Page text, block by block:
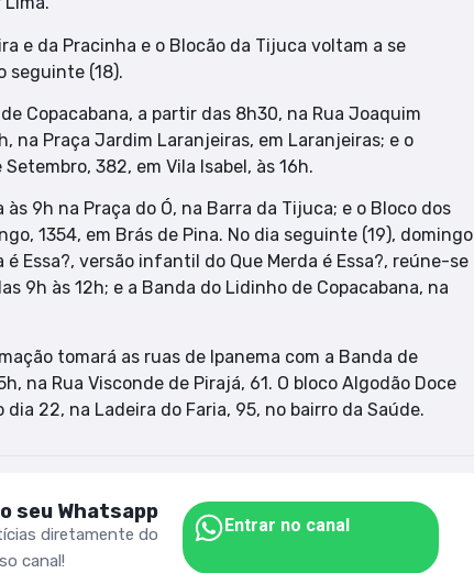
e da Pracinha e o Blocão da Tijuca voltam a se
seguinte (18).
Copacabana, a partir das 8h30, na Rua Joaquim
na Praça Jardim Laranjeiras, em Laranjeiras; e o
382, em Vila Isabel, às 16h.
9h na Praça do Ó, na Barra da Tijuca; e o Bloco dos
1354, em Brás de Pina. No dia seguinte (19), domingo
Essa?, versão infantil do Que Merda é Essa?, reúne-se
9h às 12h; e a Banda do Lidinho de Copacabana, na
tomará as ruas de Ipanema com a Banda de
na Rua Visconde de Pirajá, 61. O bloco Algodão Doce
22, na Ladeira do Faria, 95, no bairro da Saúde.
seu Whatsapp
diretamente do
canal!
Entrar no canal